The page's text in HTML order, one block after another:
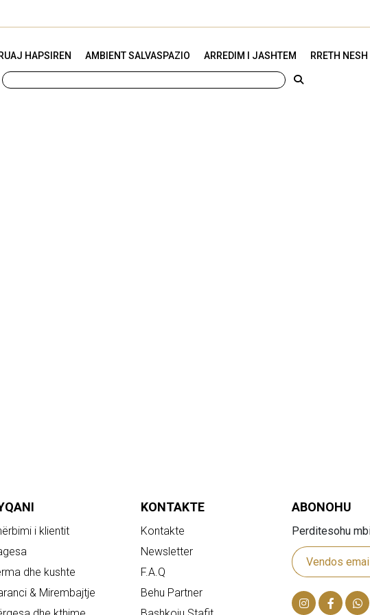
HAPSIREN AMBIENT SALVASPAZIO ARREDIM I JASHTEM RRETH NESH
i klientit
dhe kushte
& Mirembajtje
KONTAKTE
Kontakte
Newsletter
F.A.Q
Behu Partner
ABONOHU
Perditesohu